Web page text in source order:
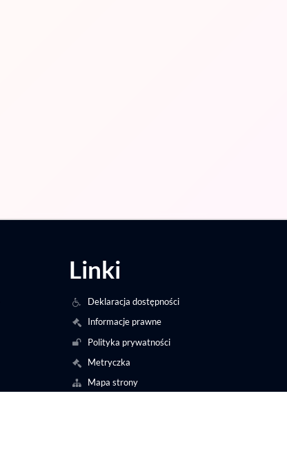
Linki
Deklaracja dostępności
Informacje prawne
Polityka prywatności
Metryczka
Mapa strony